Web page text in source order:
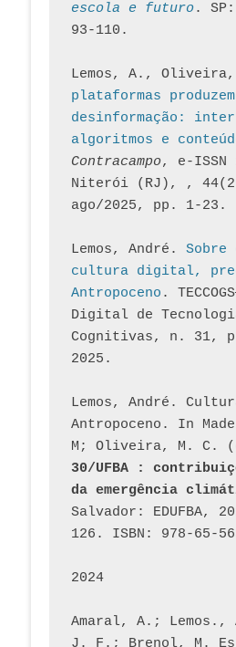
escola e futuro.
93-110.
Lemos, A.,
plataformas produzem
desinformação:
algoritmos e
Contracampo, e-ISSN
Niterói (RJ), ,
ago/2025, pp. 1-23.
Lemos, André.
cultura digital,
Antropoceno .
Digital de
Cognitivas, n. 31,
2025.
Lemos, André.
Antropoceno. In
M; Oliveira, M. C.
30/UFBA :
da emergência
Salvador: EDUFBA,
126. ISBN: 978-65-
2024
Amaral, A.;
J. F.; Brenol, M.